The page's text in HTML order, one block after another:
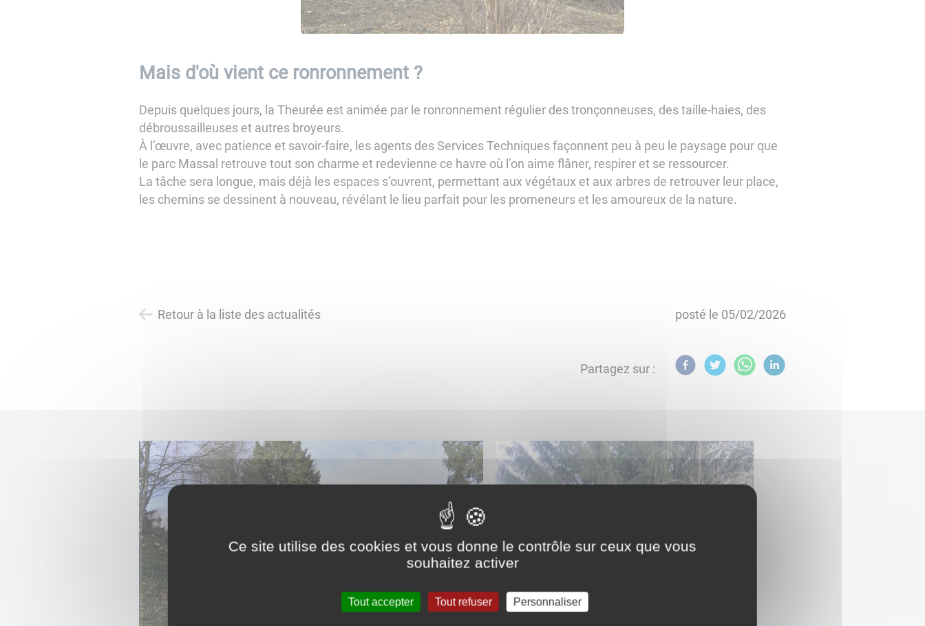
Mais d'où vient ce ronronnement ?
Depuis quelques jours, la Theurée est animée par le ronronnement régulier des tronçonneuses, des taille-haies, des
débroussailleuses et autres broyeurs.
À l’œuvre, avec patience et savoir-faire, les agents des Services Techniques façonnent peu à peu le paysage pour que
le parc Massal retrouve tout son charme et redevienne ce havre où l’on aime flâner, respirer et se ressourcer.
La tâche sera longue, mais déjà les espaces s’ouvrent, permettant aux végétaux et aux arbres de retrouver leur place,
les chemins se dessinent à nouveau, révélant le lieu parfait pour les promeneurs et les amoureux de la nature.
Retour à la liste des actualités posté le 05/02/2026
Partagez sur :
Ce site utilise des cookies et vous donne le contrôle sur ceux que vous
souhaitez activer
Tout accepter Tout refuser Personnaliser